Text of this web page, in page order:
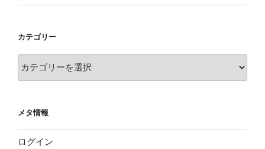
カテゴリー
テ
ー
メタ情報
ログイン